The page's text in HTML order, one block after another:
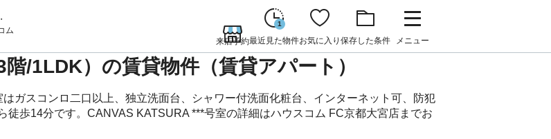
ム
来店予約
1
最近見た物件お気に入り 保存した条件 メニュー
/1LDK）の賃貸物件（賃貸アパート）
ガスコンロ二口以上、独立洗面台、シャワー付洗面化粧台、インターネット可、防犯
徒歩14分です。CANVAS KATSURA ***号室の詳細はハウスコム FC京都大宮店までお